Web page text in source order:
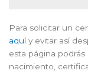
Para solicitar un
aquíy evitar así
esta página
nacimiento,